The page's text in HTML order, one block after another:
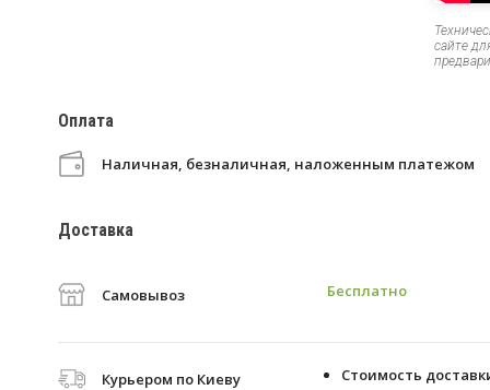
сайте
Оплата
Наличная, безналичная, наложенным платежом
Доставка
Самовывоз Бесплатно
Курьером по Киеву
Стоимость